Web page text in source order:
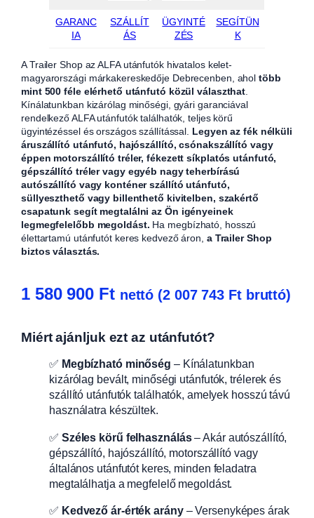
GARANC
IA
SZÁLLÍT
ÁS
ÜGYINTÉ
ZÉS
SEGÍTÜN
K
A Trailer Shop az ALFA utánfutók hivatalos kelet-
magyarországi márkakereskedője Debrecenben, aholtöbb
mint 500 féle elérhető utánfutó közül választhat
Kínálatunkban kizárólag minőségi, gyári garanciával
rendelkező ALFA utánfutók találhatók, teljes körű
ügyintézéssel és országos szállítással. Legyen az fék nélküli
áruszállító utánfutó, hajószállító, csónakszállító vagy
éppen motorszállító tréler, fékezett síkplatós utánfutó,
gépszállító tréler vagy egyéb nagy teherbírású
autószállító vagy konténer szállító utánfutó,
süllyeszthető vagy billenthető kivitelben, szakértő
csapatunk segít megtalálni az Ön igényeinek
legmegfelelőbb megoldást. Ha megbízható, hosszú
élettartamú utánfutót keres kedvező áron, a Trailer Shop
biztos választás.
1 580 900 Ft nettó (2 007 743 Ftbruttó)
Miért ajánljuk ezt az utánfutót?
✅ Megbízható minőség – Kínálatunkban
kizárólag bevált, minőségi utánfutók, trélerek és
szállító utánfutók találhatók, amelyek hosszú távú
használatra készültek.
✅ Széles körű felhasználás– Akár autószállító,
gépszállító, hajószállító, motorszállító vagy
általános utánfutót keres, minden feladatra
megtalálhatja a megfelelő megoldást.
✅ Kedvező ár-érték arány– Versenyképes árak